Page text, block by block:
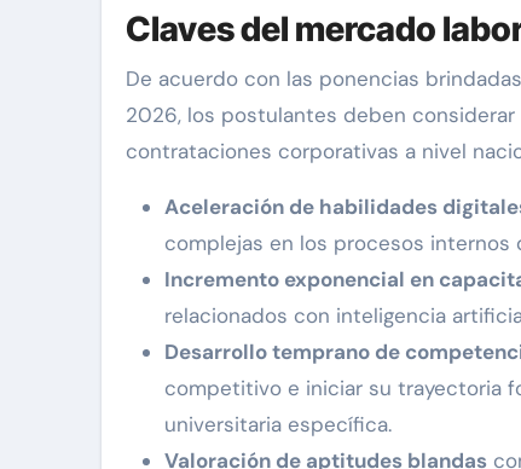
Claves del mercado
De acuerdo con las ponencias
2026, los postulantes deben
contrataciones corporativas a nivel
Aceleración de habilidades
complejas en los procesos internos
Incremento exponencial en
relacionados con inteligencia
Desarrollo temprano de
competitivo e iniciar su trayectoria
universitaria específica.
Valoración de aptitudes blandas